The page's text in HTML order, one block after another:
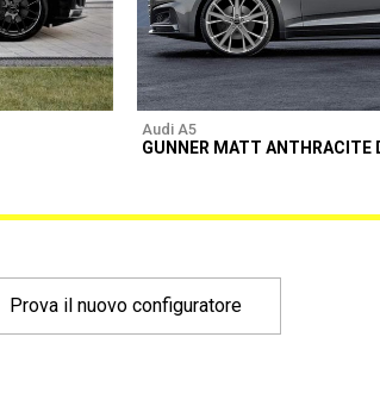
Audi A5
GUNNER MATT ANTHRACITE
Prova il nuovo configuratore